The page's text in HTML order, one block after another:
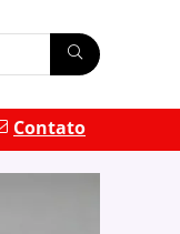
Contato